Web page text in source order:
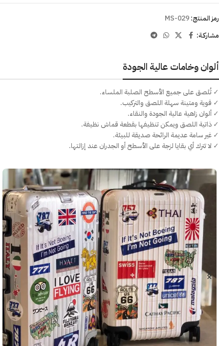
رمز المنتج:MS-029
مشاركـة:
ألوان وخامات عالية الجودة
✓ تُلصق على جميع الأسطح الصلبة الملساء.
✓ قوية ومتينة سهلة اللصق والتركيب.
✓ ألوان زاهية عالية الجودة والنقاء.
✓ ذاتية اللصق ويمكن تنظيفها بقطعة قماش نظيفة.
✓ غير سامة عديمة الرائحة صديقة للبيئة.
✓ لا تترك أي بقايا لزجة على الأسطح أو الجدران عند إزالتها.